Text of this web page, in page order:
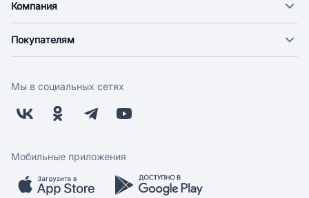
Компания
Новости
Поставщикам
Заводчикам
Обратная связь
Покупателям
Оплата
Бонусная программа
Скидки и акции
Мобильное приложение
Мы в социальных сетях
Мобильные приложения